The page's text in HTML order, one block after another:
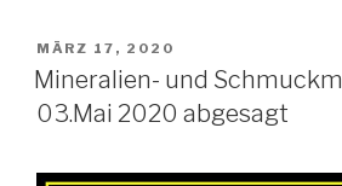
VERÖFFENTLICHT
AM
MÄRZ 17, 2020
Mineralien- und
03.Mai 2020 abgesagt